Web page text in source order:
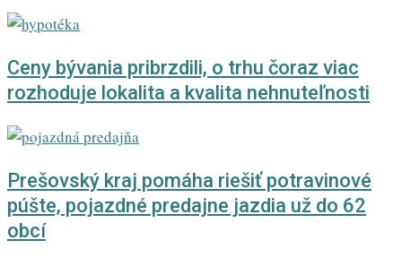
Ceny bývania pribrzdili, o trhu čoraz viac
rozhoduje lokalita a kvalita nehnuteľnosti
Prešovský kraj pomáha riešiť potravinové
púšte, pojazdné predajne jazdia už do 62
obcí